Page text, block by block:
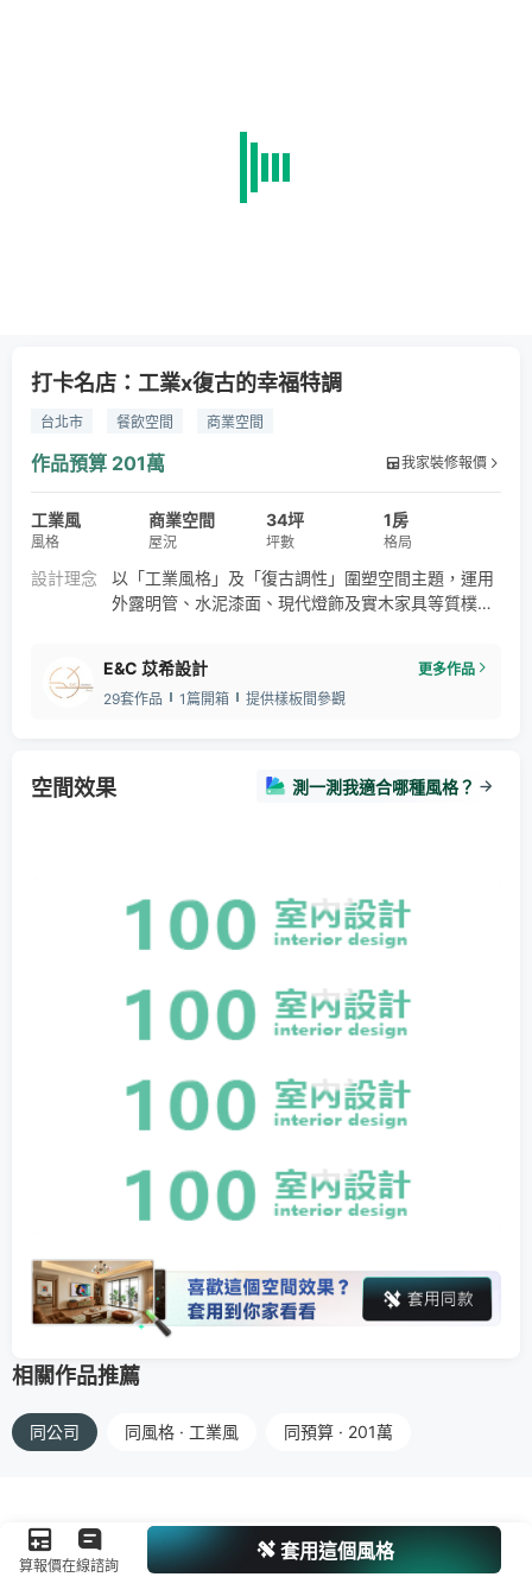
打卡名店：工業x復古的幸福特調
台北市 餐飲空間 商業空間
作品預算 201萬 我家裝修報價
工業風
風格
商業空間
屋況
34坪
坪數
1房
格局
設計理念
以「工業風格」及「復古調性」圍塑空間主題，運用
外露明管、水泥漆面、現代燈飾及實木家具等質樸肌
上巴西狼的LOGO招牌，成功營造迎賓氛圍，也撩動
訪客想一窺究竟的心情。轉進內部，水泥為底的天地
間擁有更多元的面貌。
E&C 苡希設計
更多作品
29套作品
1篇開箱 提供樣板間參觀
空間效果 測一測我適合哪種風格？
相關作品推薦
同公司 同風格 · 工業風 同預算 · 201萬
算報價在線諮詢
套用這個風格